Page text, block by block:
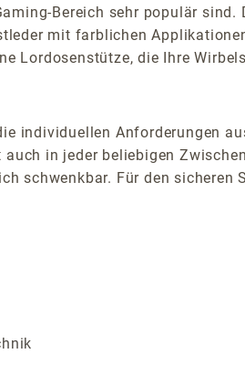
Bereich sehr populär
mit farblichen
Lordosenstütze, die Ihre
individuellen Anforderungen
in jeder beliebigen
schwenkbar. Für den sicheren